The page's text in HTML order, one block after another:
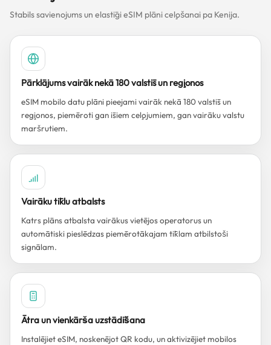
Stabils savienojums un elastīgi eSIM plāni ceļošanai pa Kenija.
Pārklājums vairāk nekā 180 valstīs un reģionos
eSIM mobilo datu plāni pieejami vairāk nekā 180 valstīs un
reģionos, piemēroti gan īsiem ceļojumiem, gan vairāku valstu
maršrutiem.
Vairāku tīklu atbalsts
Katrs plāns atbalsta vairākus vietējos operatorus un
automātiski pieslēdzas piemērotākajam tīklam atbilstoši
signālam.
Ātra un vienkārša uzstādīšana
Instalējiet eSIM, noskenējot QR kodu, un aktivizējiet mobilos